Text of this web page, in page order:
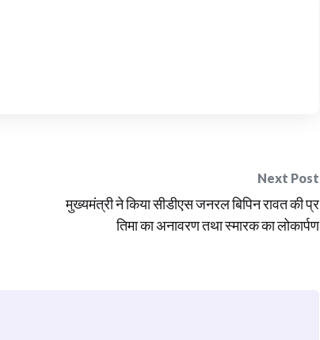
Next Post
मुख्यमंत्री ने किया सीडीएस जनरल बिपिन रावत की प्र
तिमा का अनावरण तथा स्मारक का लोकार्पण